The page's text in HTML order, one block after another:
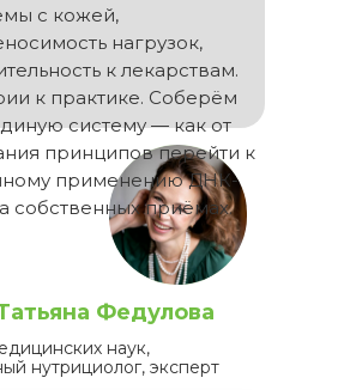
Федулова
наук,
нутрициолог, эксперт
с кожей,
нагрузок,
к лекарствам.
к практике. Соберём
систему — как от
принципов перейти к
применению ДНК-
собственных приёмах.